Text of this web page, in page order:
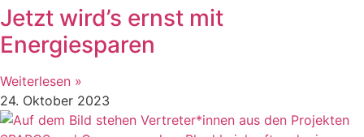
Jetzt wird’s ernst mit
Energiesparen
Weiterlesen »
24. Oktober 2023